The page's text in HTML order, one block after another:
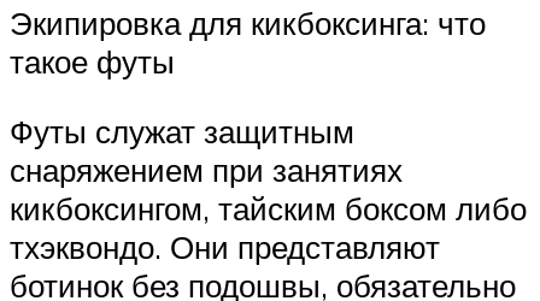
Экипировка для кикбоксинга: что
такое футы
Футы служат защитным
снаряжением при занятиях
кикбоксингом, тайским боксом либо
тхэквондо. Они представляют
ботинок без подошвы, обязательно